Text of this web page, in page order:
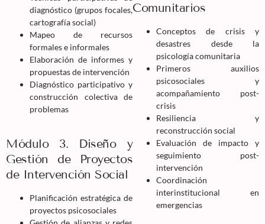
diagnóstico (grupos focales,
cartografía social)
Mapeo de recursos
formales e informales
Elaboración de informes y
propuestas de intervención
Diagnóstico participativo y
construcción colectiva de
problemas
Módulo 3. Diseño y
Gestión de Proyectos
de Intervención Social
Planificación estratégica de
proyectos psicosociales
Comunitarios
Conceptos de crisis y
desastres desde la
psicología comunitaria
Primeros auxilios
psicosociales y
acompañamiento post-
crisis
Resiliencia y
reconstrucción social
Evaluación de impacto y
seguimiento post-
intervención
Coordinación
interinstitucional en
emergencias